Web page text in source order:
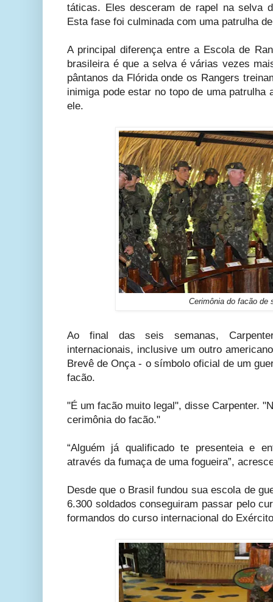
táticas. Eles desceram de rapel na selva
Esta fase foi culminada com uma patrulha
A principal diferença entre a Escola de
brasileira é que a selva é várias vezes
pântanos da Flórida onde os Rangers
inimiga pode estar no topo de uma patrulha
ele.
Cerimônia do facão de
Ao final das seis semanas,
internacionais, inclusive um outro
Brevê de Onça - o símbolo oficial de um
facão.
"É um facão muito legal", disse Carpenter.
cerimônia do facão."
“Alguém já qualificado te presenteia e
através da fumaça de uma fogueira”,
Desde que o Brasil fundou sua escola de
6.300 soldados conseguiram passar pelo
formandos do curso internacional do